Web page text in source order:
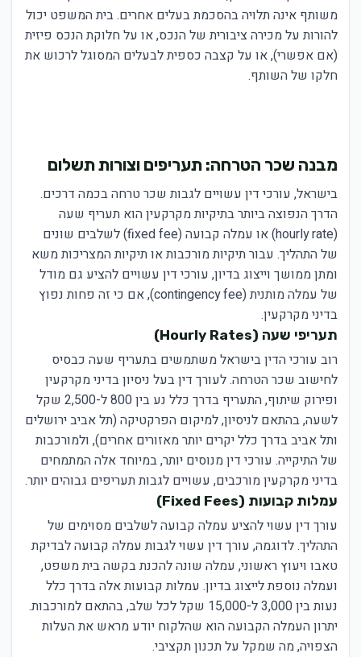
משותף אינה תלויה בהסכמת בעלים אחרים. בית המשפט יכול
להורות על מכירה ציבורית של הנכס, או על חלוקת הנכס פיזית
(אם אפשרי), או על קצבה כספית לבעלים המסוגל לרכוש את
חלקו של השותף.
מבנה שכר הטרחה: תעריפים וצורות תשלום
בישראל, עורכי דין עשויים לגבות שכר טרחה בכמה דרכים.
הדרך הנפוצה ביותר בתיקיות מקרקעין הוא תעריף שעה
(hourly rate) או עמלה קבועה (fixed fee) לשלבים שונים
של התהליך. עבור תיקיות מורכבות או תיקיות המצריכות משא
ומתן ממושך וייצוג בדיון, עורכי דין עשויים להציע גם מודל
של עמלה מותנית (contingency fee), אם כי זה פחות נפוץ
בדיני מקרקעין.
תעריפי שעה (Hourly Rates)
רוב עורכי הדין בישראל משתמשים בתעריף שעה כבסיס
לחישוב שכר הטרחה. לעורך דין בעל ניסיון בדיני מקרקעין
ופירוק שיתוף, התעריף בדרך כלל נע בין 800 ל-2,500 שקל
לשעה, בהתאם לניסיון, למיקום הפרקטיקה (תל אביב ירושלים
ותל אביב בדרך כלל יקרים יותר מאזורים אחרים), ולמורכבות
של התיקייה. עורכי דין מנוסים יותר, במיוחד אלה המתמחים
בדיני מקרקעין מורכבים, עשויים לגבות תעריפים גבוהים יותר.
עמלות קבועות (Fixed Fees)
עורך דין עשוי להציע עמלה קבועה לשלבים מסוימים של
התהליך. לדוגמה, עורך דין עשוי לגבות עמלה קבועה לבדיקת
טאבו ויעוץ ראשוני, עמלה שונה להכנת בקשה בית משפט,
ועמלה נוספת לייצוג בדיון. עמלות קבועות אלה בדרך כלל
נעות בין 3,000 ל-15,000 שקל לכל שלב, בהתאם למורכבות.
יתרון העמלה הקבועה הוא שהלקוח יודע מראש את העלות
הצפויה, מה שמקל על תכנון תקציבי.